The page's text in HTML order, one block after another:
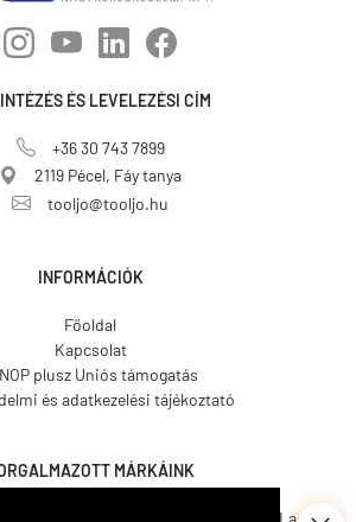
ÉS LEVELEZÉSI CÍM
+36 30 743 7899
2119 Pécel, Fáy tanya
tooljo@tooljo.hu
INFORMÁCIÓK
Főoldal
Kapcsolat
plusz Uniós támogatás
és adatkezelési tájékoztató
MÁRKÁINK